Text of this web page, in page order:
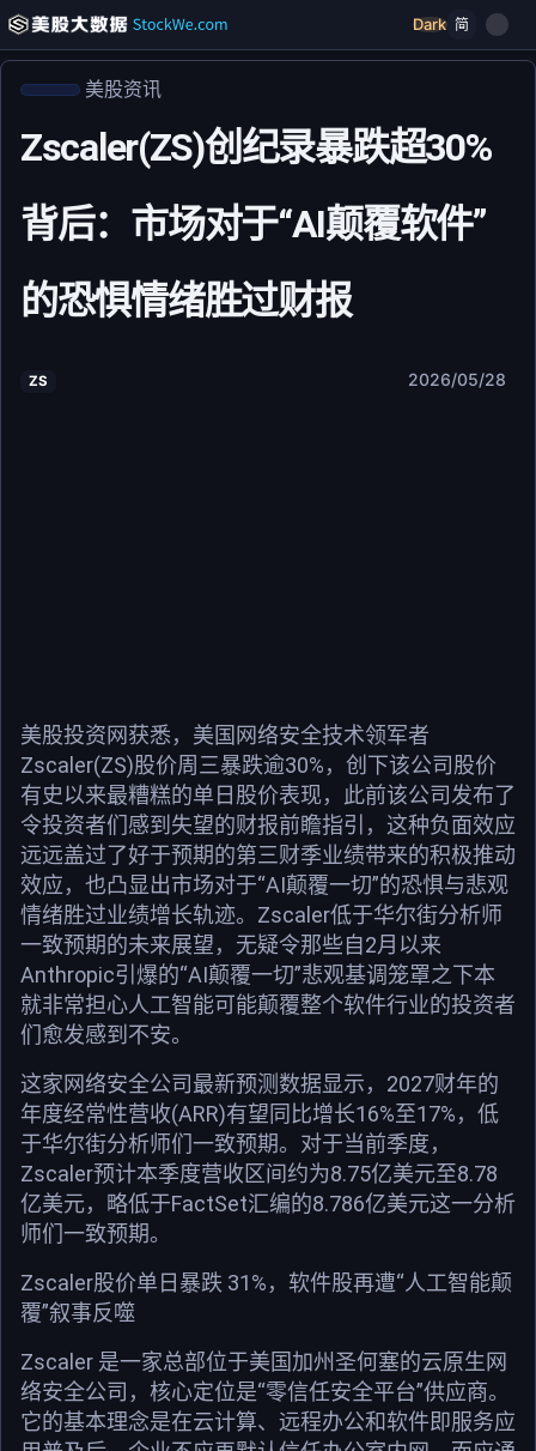
Dark 简
美股资讯
Zscaler(ZS)创纪录暴跌超30%
背后：市场对于“AI颠覆软件”
的恐惧情绪胜过财报
ZS 2026/05/28
美股投资网获悉，美国网络安全技术领军者
Zscaler(ZS)股价周三暴跌逾30%，创下该公司股价
有史以来最糟糕的单日股价表现，此前该公司发布了
令投资者们感到失望的财报前瞻指引，这种负面效应
远远盖过了好于预期的第三财季业绩带来的积极推动
效应，也凸显出市场对于“AI颠覆一切”的恐惧与悲观
情绪胜过业绩增长轨迹。Zscaler低于华尔街分析师
一致预期的未来展望，无疑令那些自2月以来
Anthropic引爆的“AI颠覆一切”悲观基调笼罩之下本
就非常担心人工智能可能颠覆整个软件行业的投资者
们愈发感到不安。
这家网络安全公司最新预测数据显示，2027财年的
年度经常性营收(ARR)有望同比增长16%至17%，低
于华尔街分析师们一致预期。对于当前季度，
Zscaler预计本季度营收区间约为8.75亿美元至8.78
亿美元，略低于FactSet汇编的8.786亿美元这一分析
师们一致预期。
Zscaler股价单日暴跌 31%，软件股再遭“人工智能颠
覆”叙事反噬
Zscaler 是一家总部位于美国加州圣何塞的云原生网
络安全公司，核心定位是“零信任安全平台”供应商。
它的基本理念是在云计算、远程办公和软件即服务应